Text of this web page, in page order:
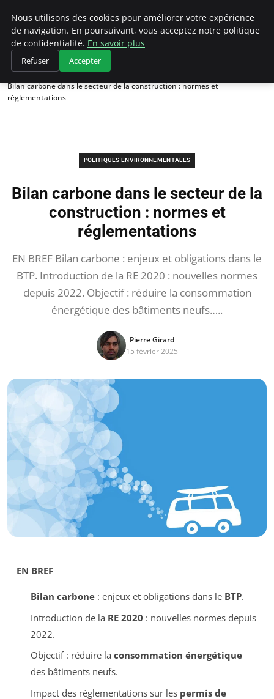
Climategatecountryclub.com
Accueil
Politiques environnementales
Bilan carbone dans le secteur de la construction : normes et
réglementations
POLITIQUES ENVIRONNEMENTALES
Bilan carbone dans le secteur de la
construction : normes et
réglementations
EN BREF Bilan carbone : enjeux et obligations dans le
BTP. Introduction de la RE 2020 : nouvelles normes
depuis 2022. Objectif : réduire la consommation
énergétique des bâtiments neufs…..
Pierre Girard
15 février 2025
EN BREF
Bilan carbone: enjeux et obligations dans le BTP.
Introduction de la RE 2020 : nouvelles normes depuis
2022.
Objectif : réduire la consommation énergétique
des bâtiments neufs.
Impact des réglementations sur les permis de
Nous utilisons des cookies pour améliorer votre expérience
de navigation. En poursuivant, vous acceptez notre politique
de confidentialité. En savoir plus
Refuser Accepter